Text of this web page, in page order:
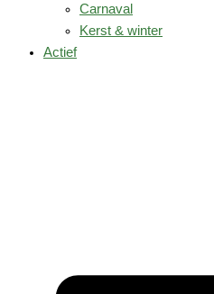
Carnaval
Kerst & winter
Actief